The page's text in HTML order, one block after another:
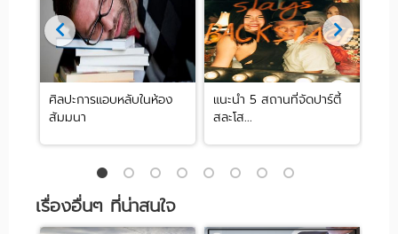
ศิลปะการแอบหลับในห้อง
สัมมนา
แนะนำ 5 สถานที่จัดปาร์ตี้
สละโส...
เรื่องอื่นๆ ที่น่าสนใจ